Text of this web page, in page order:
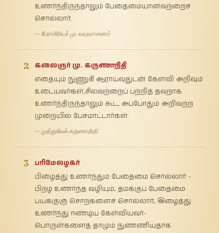
உணர்ந்திருந்தாலும் பேதைமையானவற்றைச்
சொல்லார்.
— பேராசிரியர் மு. வரதராசனார்
2
கலைஞர் மு. கருணாநிதி
எதையும் நுணுகி ஆராய்வதுடன் கேள்வி அறிவும்
உடையவர்கள்,சிலவற்றைப் பற்றித் தவறாக
உணர்ந்திருந்தாலும் கூட, அப்போதும் அறிவற்ற
முறையில் பேசமாட்டார்கள்.
— முத்துவேல் கருணாநிதி
3
பரிமேலழகர்
பிழைத்து உணர்ந்தும் பேதைமை சொல்லார் -
பிறழ உணர்ந்த வழியும், தமக்குப் பேதைமை
பயக்குஞ் சொற்களைச் சொல்லார், இழைத்து
உணர்ந்து ஈண்டிய கேள்வியவர்-
பொருள்களைத் தாமும் நுண்ணியதாக